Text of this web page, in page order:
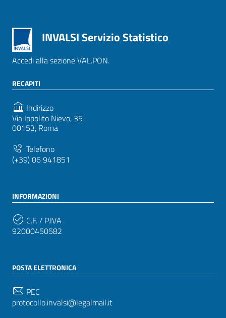
INVALSI Servizio Statistico
Accedi alla sezione VAL.PON.
RECAPITI
Indirizzo
Via Ippolito Nievo, 35
00153, Roma
Telefono
(+39) 06 941851
INFORMAZIONI
C.F. / P.IVA
92000450582
POSTA ELETTRONICA
PEC
protocollo.invalsi@legalmail.it